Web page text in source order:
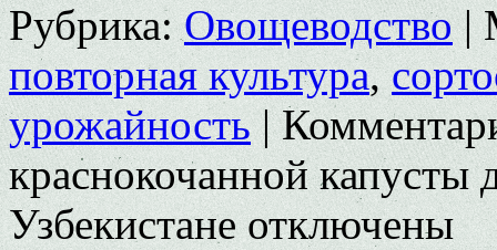
Рубрика: Овощеводство |
повторная культура,
урожайность |
краснокочанной капусты
Узбекистанеотключены